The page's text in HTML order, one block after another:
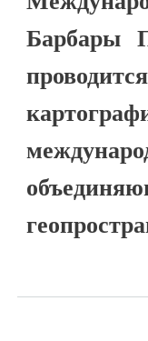
Барбары